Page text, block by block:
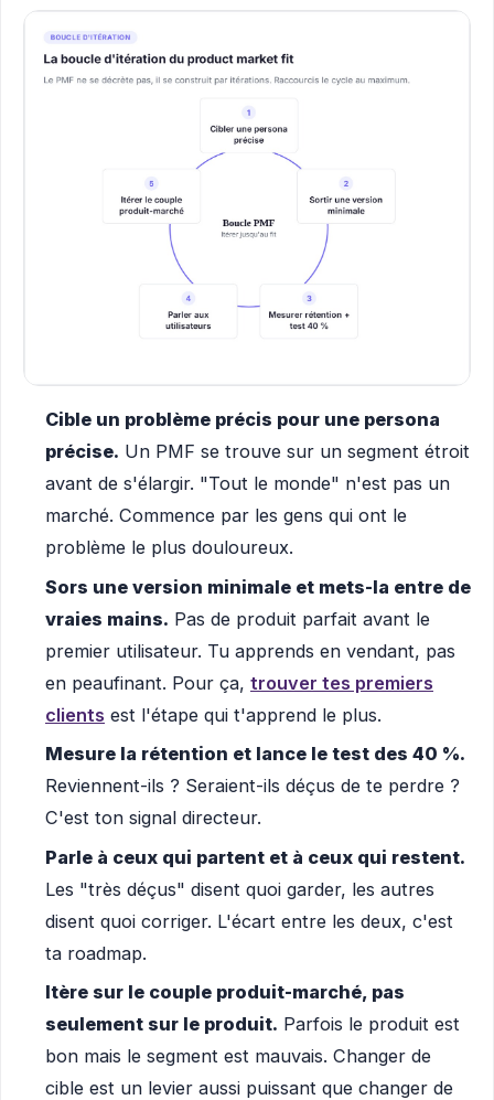
Cible un problème précis pour une persona
précise. Un PMF se trouve sur un segment étroit
avant de s'élargir. "Tout le monde" n'est pas un
marché. Commence par les gens qui ont le
problème le plus douloureux.
Sors une version minimale et mets-la entre de
vraies mains. Pas de produit parfait avant le
premier utilisateur. Tu apprends en vendant, pas
en peaufinant. Pour ça, trouver tes premiers
clients est l'étape qui t'apprend le plus.
Mesure la rétention et lance le test des 40 %.
Reviennent-ils ? Seraient-ils déçus de te perdre ?
C'est ton signal directeur.
Parle à ceux qui partent et à ceux qui restent.
Les "très déçus" disent quoi garder, les autres
disent quoi corriger. L'écart entre les deux, c'est
ta roadmap.
Itère sur le couple produit-marché, pas
seulement sur le produit. Parfois le produit est
bon mais le segment est mauvais. Changer de
cible est un levier aussi puissant que changer de